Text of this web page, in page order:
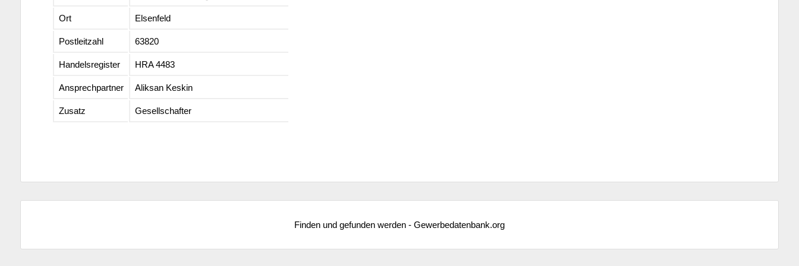
Ort Elsenfeld
Postleitzahl 63820
Handelsregister HRA 4483
Ansprechpartner Aliksan Keskin
Zusatz Gesellschafter
Finden und gefunden werden - Gewerbedatenbank.org